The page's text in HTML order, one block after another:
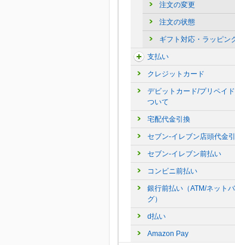
注文の変更
注文の状態
ギフト対応・ラッピン
支払い
クレジットカード
デビットカード/プリペイ
ついて
宅配代金引換
セブン-イレブン店頭代金
セブン-イレブン前払い
コンビニ前払い
銀行前払い（ATM/ネット
グ）
d払い
Amazon Pay